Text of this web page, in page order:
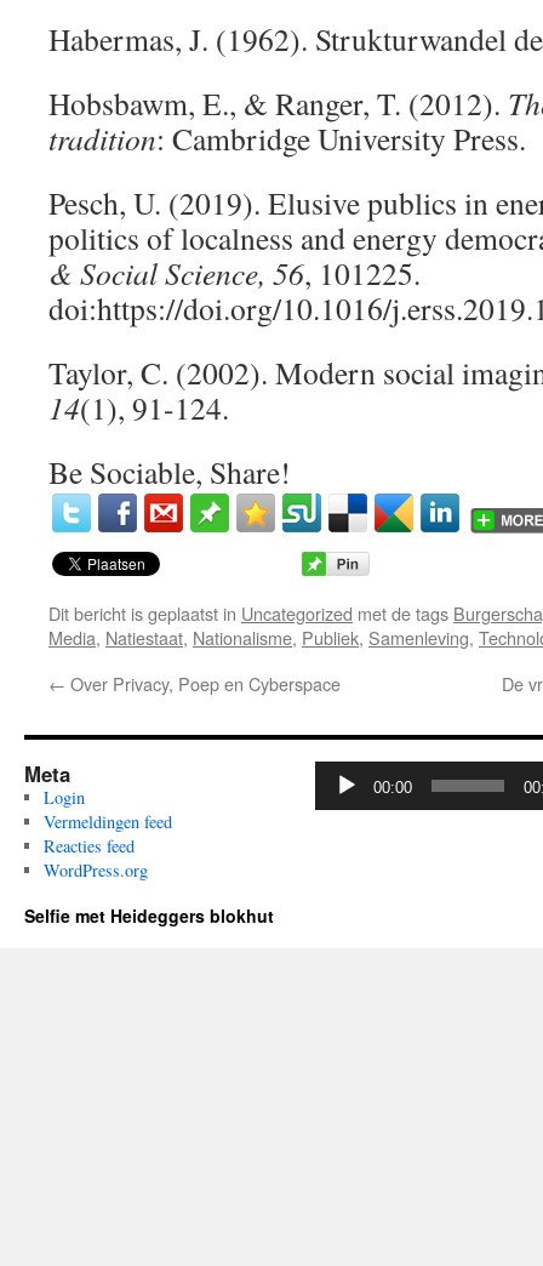
Habermas, J. (1962). Strukturwandel
Hobsbawm, E., & Ranger, T. (2012).
tradition: Cambridge University Press.
Pesch, U. (2019). Elusive publics in
politics of localness and energy
& Social Science, 56, 101225.
doi:https://doi.org/10.1016/
Taylor, C. (2002). Modern social
14(1), 91-124.
Be Sociable, Share!
Dit bericht is geplaatst in Uncategorized met de tags
Media, Natiestaat, Nationalisme, Publiek, Samenleving,
← Over Privacy, Poep en Cyberspace De
Meta
Login
Vermeldingen feed
Reacties feed
WordPress.org
Audiospeler
00:00
Selfie met Heideggers blokhut